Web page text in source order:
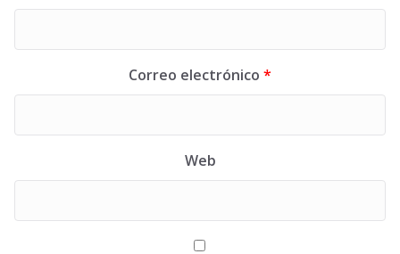
Correo electrónico *
Web